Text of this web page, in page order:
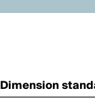
Dimension